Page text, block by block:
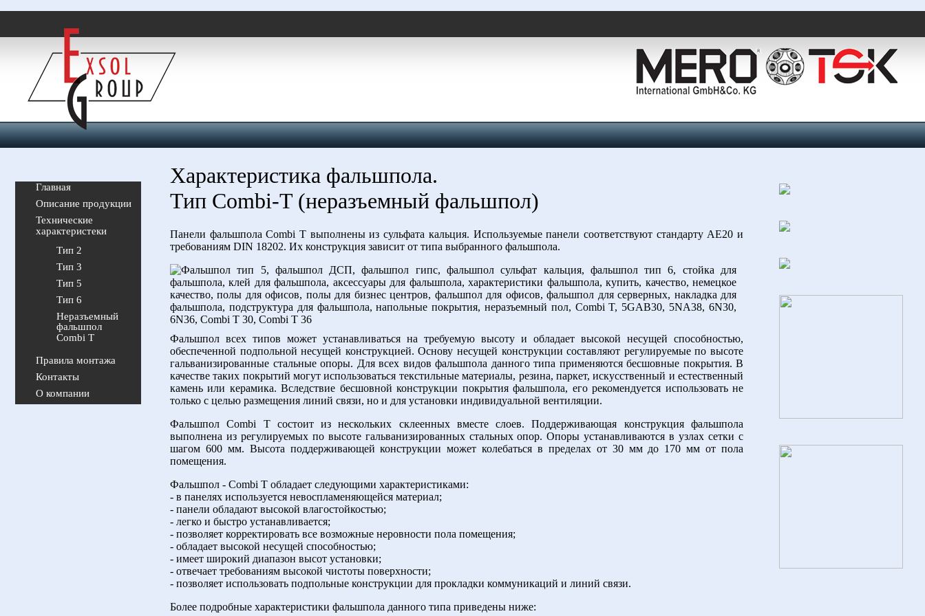
Главная
Описание продукции
Технические
характеристеки
Тип 2
Тип 3
Тип 5
Тип 6
Неразъемный
фальшпол
Combi T
Правила монтажа
Контакты
О компании
Характеристика фальшпола.
Тип Combi-T (неразъемный фальшпол)
Панели фальшпола Combi T выполнены из сульфата кальция. Используемые панели соответствуют стандарту AE20 и
требованиям DIN 18202. Их конструкция зависит от типа выбранного фальшпола.
Фальшпол всех типов может устанавливаться на требуемую высоту и обладает высокой несущей способностью,
обеспеченной подпольной несущей конструкцией. Основу несущей конструкции составляют регулируемые по высоте
гальванизированные стальные опоры. Для всех видов фальшпола данного типа применяются бесшовные покрытия. В
качестве таких покрытий могут использоваться текстильные материалы, резина, паркет, искусственный и естественный
камень или керамика. Вследствие бесшовной конструкции покрытия фальшпола, его рекомендуется использовать не
только с целью размещения линий связи, но и для установки индивидуальной вентиляции.
Фальшпол Combi T состоит из нескольких склеенных вместе слоев. Поддерживающая конструкция фальшпола
выполнена из регулируемых по высоте гальванизированных стальных опор. Опоры устанавливаются в узлах сетки с
шагом 600 мм. Высота поддерживающей конструкции может колебаться в пределах от 30 мм до 170 мм от пола
помещения.
Фальшпол - Combi Т обладает следующими характеристиками:
- в панелях используется невоспламеняющейся материал;
- панели обладают высокой влагостойкостью;
- легко и быстро устанавливается;
- позволяет корректировать все возможные неровности пола помещения;
- обладает высокой несущей способностью;
- имеет широкий диапазон высот установки;
- отвечает требованиям высокой чистоты поверхности;
- позволяет использовать подпольные конструкции для прокладки коммуникаций и линий связи.
Более подробные характеристики фальшпола данного типа приведены ниже: